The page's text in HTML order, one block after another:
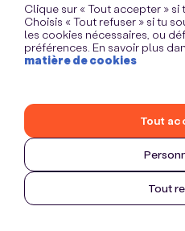
Clique sur « Tout accepter »
Choisis « Tout refuser » si tu
les cookies nécessaires, ou
préférences. En savoir plus
matière de cookies
Tout
Tout